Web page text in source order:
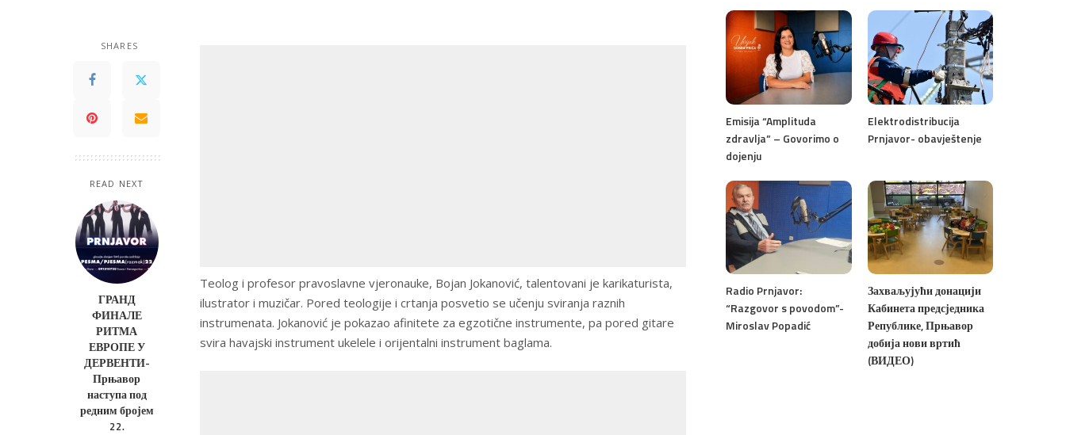
SHARES
READ NEXT
ГРАНД
ФИНАЛЕ
РИТМА
ЕВРОПЕ У
ДЕРВЕНТИ-
Прњавор
наступа под
редним бројем
22.
Teolog i profesor pravoslavne vjeronauke, Bojan Jokanović, talentovani je karikaturista,
ilustrator i muzičar. Pored teologije i crtanja posvetio se učenju sviranja raznih
instrumenata. Jokanović je pokazao afinitete za egzotične instrumente, pa pored gitare
svira havajski instrument ukelele i orijentalni instrument baglama.
Emisija “Amplituda
zdravlja” – Govorimo o
dojenju
Elektrodistribucija
Prnjavor- obavještenje
Radio Prnjavor:
“Razgovor s povodom”-
Miroslav Popadić
Захваљујући донацији
Кабинета предсједника
Републике, Прњавор
добија нови вртић
(ВИДЕО)